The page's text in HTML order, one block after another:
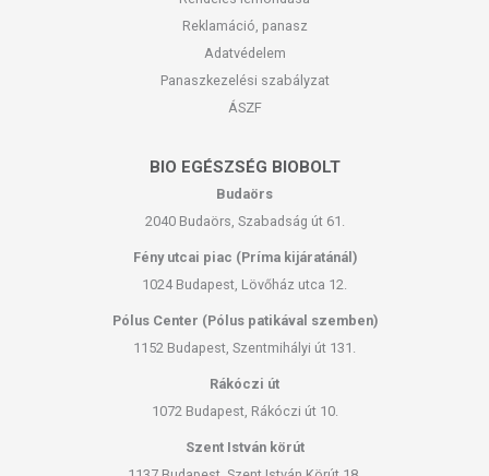
Reklamáció, panasz
Adatvédelem
Panaszkezelési szabályzat
ÁSZF
BIO EGÉSZSÉG BIOBOLT
Budaörs
2040 Budaörs, Szabadság út 61.
Fény utcai piac (Príma kijáratánál)
1024 Budapest, Lövőház utca 12.
Pólus Center (Pólus patikával szemben)
1152 Budapest, Szentmihályi út 131.
Rákóczi út
1072 Budapest, Rákóczi út 10.
Szent István körút